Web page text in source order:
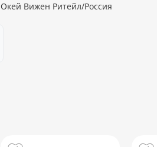
Окей Вижен Ритейл/Россия